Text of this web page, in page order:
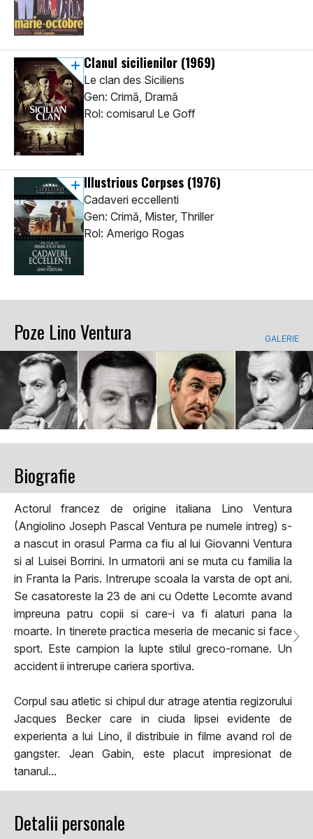
Clanul sicilienilor (1969)
Le clan des Siciliens
Gen: Crimă, Dramă
Rol: comisarul Le Goff
Illustrious Corpses (1976)
Cadaveri eccellenti
Gen: Crimă, Mister, Thriller
Rol: Amerigo Rogas
Poze Lino Ventura GALERIE
Biografie
Actorul francez de origine italiana Lino Ventura
(Angiolino Joseph Pascal Ventura pe numele intreg) s-
a nascut in orasul Parma ca fiu al lui Giovanni Ventura
si al Luisei Borrini. In urmatorii ani se muta cu familia la
in Franta la Paris. Intrerupe scoala la varsta de opt ani.
Se casatoreste la 23 de ani cu Odette Lecomte avand
impreuna patru copii si care-i va fi alaturi pana la
moarte. In tinerete practica meseria de mecanic si face
sport. Este campion la lupte stilul greco-romane. Un
accident ii intrerupe cariera sportiva.
Corpul sau atletic si chipul dur atrage atentia regizorului
Jacques Becker care in ciuda lipsei evidente de
experienta a lui Lino, il distribuie in filme avand rol de
gangster. Jean Gabin, este placut impresionat de
tanarul...
Detalii personale